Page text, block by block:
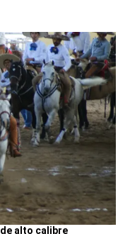
de alto calibre